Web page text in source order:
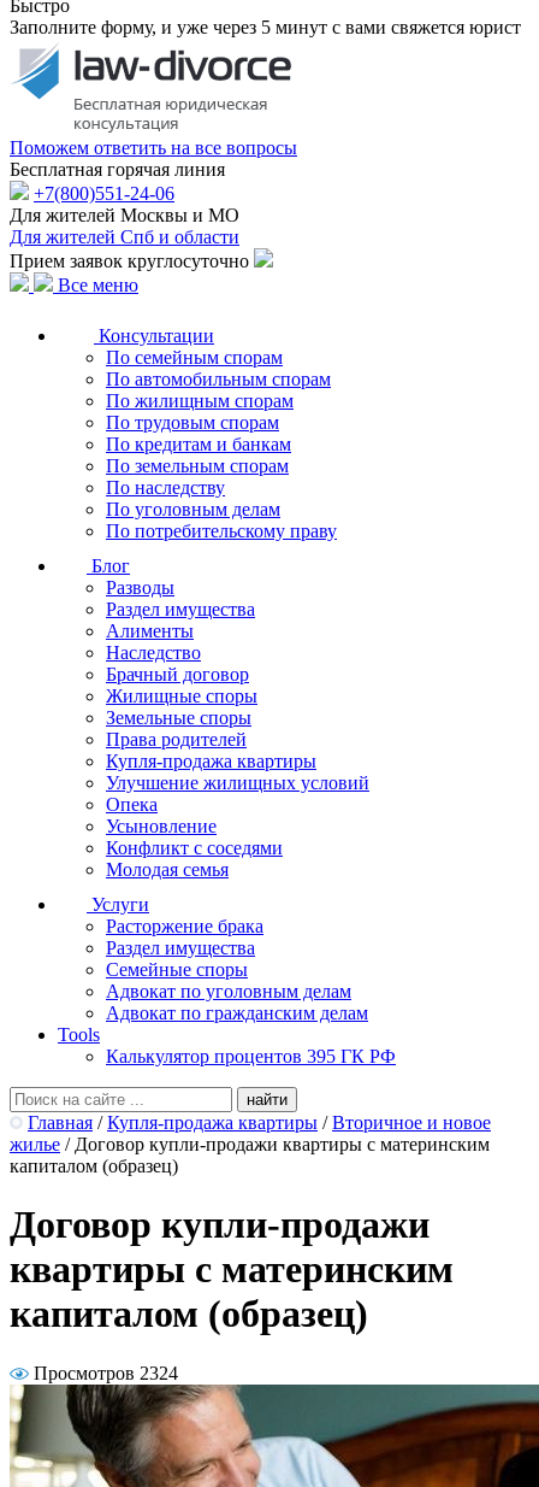
Быстро
Заполните форму, и уже через 5 минут с вами свяжется юрист
Поможем ответить на все вопросы
Бесплатная горячая линия
+7(800)551-24-06
Для жителей Москвы и МО
Для жителей Спб и области
Прием заявок круглосуточно
Все меню
Консультации
По семейным спорам
По автомобильным спорам
По жилищным спорам
По трудовым спорам
По кредитам и банкам
По земельным спорам
По наследству
По уголовным делам
По потребительскому праву
Блог
Разводы
Раздел имущества
Алименты
Наследство
Брачный договор
Жилищные споры
Земельные споры
Права родителей
Купля-продажа квартиры
Улучшение жилищных условий
Опека
Усыновление
Конфликт с соседями
Молодая семья
Услуги
Расторжение брака
Раздел имущества
Семейные споры
Адвокат по уголовным делам
Адвокат по гражданским делам
Tools
Калькулятор процентов 395 ГК РФ
Главная / Купля-продажа квартиры / Вторичное и новое
жилье / Договор купли-продажи квартиры с материнским
капиталом (образец)
Договор купли-продажи
квартиры с материнским
капиталом (образец)
Просмотров 2324